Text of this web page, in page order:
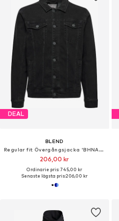
DEAL
BLEND
Regular fit Övergångsjacka 'BHNARIL'
206,00 kr
Ordinarie pris: 745,00 kr
Senaste lägsta pris:206,00 kr